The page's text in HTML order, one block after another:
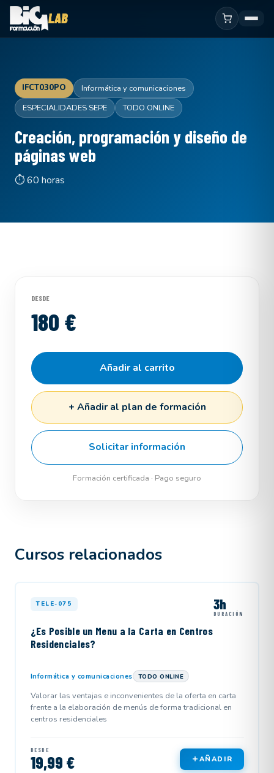
IFCT030PO
Informática y comunicaciones
ESPECIALIDADES SEPE
TODO ONLINE
Creación, programación y diseño de
páginas web
⏱ 60 horas
DESDE
180 €
Añadir al carrito
+ Añadir al plan de formación
Solicitar información
Formación certificada · Pago seguro
Cursos relacionados
TELE-075 3h
DURACIÓN
¿Es Posible un Menu a la Carta en Centros
Residenciales?
Informática y comunicaciones TODO ONLINE
Valorar las ventajas e inconvenientes de la oferta en carta
frente a la elaboración de menús de forma tradicional en
centros residenciales
DESDE
19,99 € AÑADIR